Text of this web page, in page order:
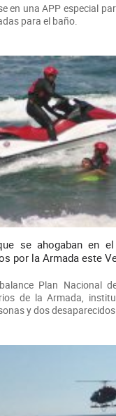
en una APP especial
para el baño.
se ahogaban en
por la Armada este
Plan Nacional
de la Armada,
y dos